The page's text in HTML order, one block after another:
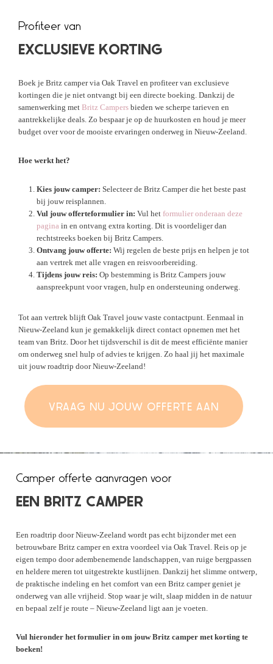
Profiteer van
EXCLUSIEVE KORTING
Boek je Britz camper via Oak Travel en profiteer van exclusieve
kortingen die je niet ontvangt bij een directe boeking. Dankzij de
samenwerking metBritz Campers bieden we scherpe tarieven en
aantrekkelijke deals. Zo bespaar je op de huurkosten en houd je meer
budget over voor de mooiste ervaringen onderweg in Nieuw-Zeeland.
Hoe werkt het?
Kies jouw camper: Selecteer de Britz Camper die het beste past
bij jouw reisplannen.
Vul jouw offerteformulier in: Vul het formulier onderaan deze
pagina in en ontvang extra korting. Dit is voordeliger dan
rechtstreeks boeken bij Britz Campers.
Ontvang jouw offerte: Wij regelen de beste prijs en helpen je tot
aan vertrek met alle vragen en reisvoorbereiding.
Tijdens jouw reis: Op bestemming is Britz Campers jouw
aanspreekpunt voor vragen, hulp en ondersteuning onderweg.
Tot aan vertrek blijft Oak Travel jouw vaste contactpunt. Eenmaal in
Nieuw-Zeeland kun je gemakkelijk direct contact opnemen met het
team van Britz. Door het tijdsverschil is dit de meest efficiënte manier
om onderweg snel hulp of advies te krijgen. Zo haal jij het maximale
uit jouw roadtrip door Nieuw-Zeeland!
VRAAG NU JOUW OFFERTE AAN
Camper offerte aanvragen voor
EEN BRITZ CAMPER
Een roadtrip door Nieuw-Zeeland wordt pas echt bijzonder met een
betrouwbare Britz camper en extra voordeel via Oak Travel. Reis op je
eigen tempo door adembenemende landschappen, van ruige bergpassen
en heldere meren tot uitgestrekte kustlijnen. Dankzij het slimme ontwerp,
de praktische indeling en het comfort van een Britz camper geniet je
onderweg van alle vrijheid. Stop waar je wilt, slaap midden in de natuur
en bepaal zelf je route – Nieuw-Zeeland ligt aan je voeten.
Vul hieronder het formulier in om jouw Britz camper met korting te
boeken!